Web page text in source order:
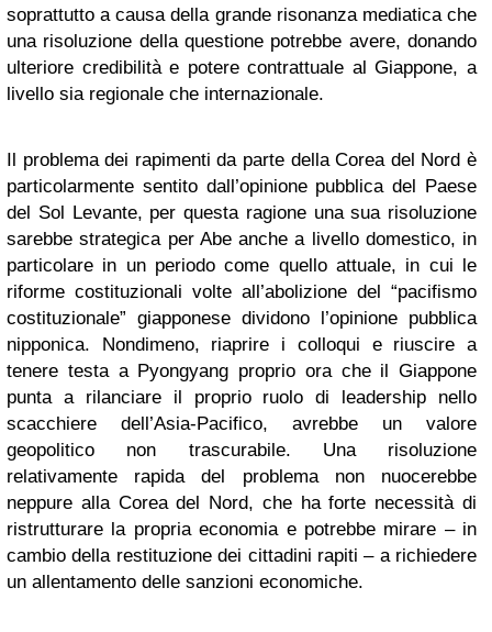
soprattutto a causa della grande risonanza mediatica che
una risoluzione della questione potrebbe avere, donando
ulteriore credibilità e potere contrattuale al Giappone, a
livello sia regionale che internazionale.
Il problema dei rapimenti da parte della Corea del Nord è
particolarmente sentito dall’opinione pubblica del Paese
del Sol Levante, per questa ragione una sua risoluzione
sarebbe strategica per Abe anche a livello domestico, in
particolare in un periodo come quello attuale, in cui le
riforme costituzionali volte all’abolizione del “pacifismo
costituzionale” giapponese dividono l’opinione pubblica
nipponica. Nondimeno, riaprire i colloqui e riuscire a
tenere testa a Pyongyang proprio ora che il Giappone
punta a rilanciare il proprio ruolo di leadership nello
scacchiere dell’Asia-Pacifico, avrebbe un valore
geopolitico non trascurabile. Una risoluzione
relativamente rapida del problema non nuocerebbe
neppure alla Corea del Nord, che ha forte necessità di
ristrutturare la propria economia e potrebbe mirare – in
cambio della restituzione dei cittadini rapiti – a richiedere
un allentamento delle sanzioni economiche.